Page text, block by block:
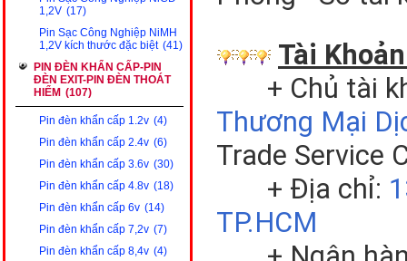
1,2V (17)
Pin Sạc Công Nghiệp NiMH
1,2V kích thước đặc biệt (41)
PIN ĐÈN KHẨN CẤP-PIN
ĐÈN EXIT-PIN ĐÈN THOÁT
HIỂM (107)
Pin đèn khẩn cấp 1.2v (4)
Pin đèn khẩn cấp 2.4v (6)
Pin đèn khẩn cấp 3.6v (30)
Pin đèn khẩn cấp 4.8v (18)
Pin đèn khẩn cấp 6v (14)
Pin đèn khẩn cấp 7,2v (7)
Pin đèn khẩn cấp 8,4v (4)
Tài
+ Chủ tài
Thương Mại
Trade Service
+ Địa chỉ:
TP.HCM